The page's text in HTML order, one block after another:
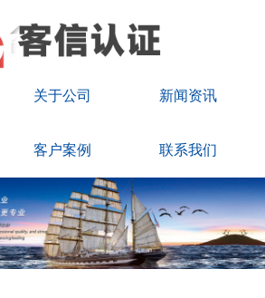
关于公司 新闻资讯
客户案例 联系我们